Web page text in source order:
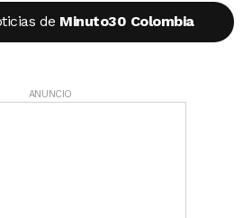
de Minuto30 Colombia
ANUNCIO